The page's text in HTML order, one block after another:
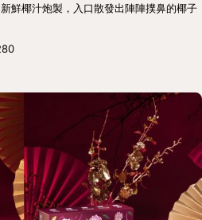
鮮椰汁炮製，入口散發出陣陣撲鼻的椰子